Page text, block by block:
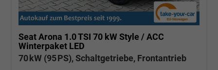
Seat Arona 1.0 TSI 70 kW Style / ACC
Winterpaket LED
70 kW (95 PS), Schaltgetriebe, Frontantrieb